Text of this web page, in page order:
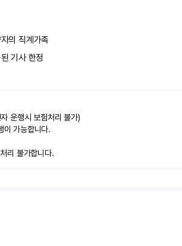
의 직계가족
기사 한정
운행시 보험처리 불가)
이 가능합니다.
리 불가합니다.